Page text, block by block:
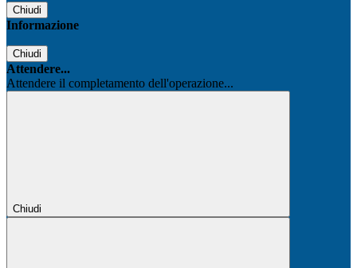
Chiudi
Informazione
Chiudi
Attendere...
Attendere il completamento dell'operazione...
Chiudi